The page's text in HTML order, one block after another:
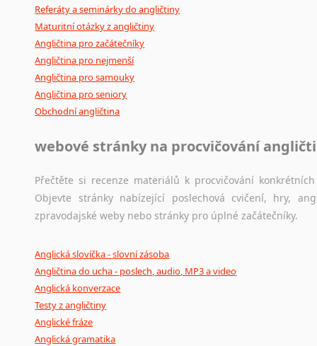
Referáty a seminárky do angličtiny
Maturitní otázky z angličtiny
Angličtina pro začátečníky
Angličtina pro nejmenší
Angličtina pro samouky
Angličtina pro seniory
Obchodní angličtina
webové stránky na procvičování
Přečtěte si recenze materiálů k procvičování
Objevte stránky nabízející poslechová cvičení, hry,
zpravodajské weby nebo stránky pro úplné začátečníky.
Anglická slovíčka - slovní zásoba
Angličtina do ucha - poslech, audio, MP3 a video
Anglická konverzace
Testy z angličtiny
Anglické fráze
Anglická gramatika